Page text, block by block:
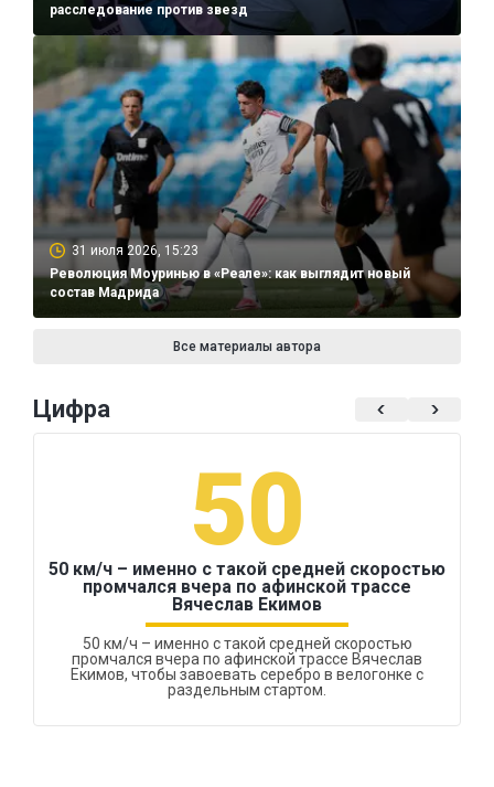
расследование против звезд
31 июля 2026, 15:23
Революция Моуринью в «Реале»: как выглядит новый
состав Мадрида
Все материалы автора
Цифра
50
50 км/ч – именно с такой средней скоростью
промчался вчера по афинской трассе
Вячеслав Екимов
50 км/ч – именно с такой средней скоростью
промчался вчера по афинской трассе Вячеслав
Екимов, чтобы завоевать серебро в велогонке с
раздельным стартом.